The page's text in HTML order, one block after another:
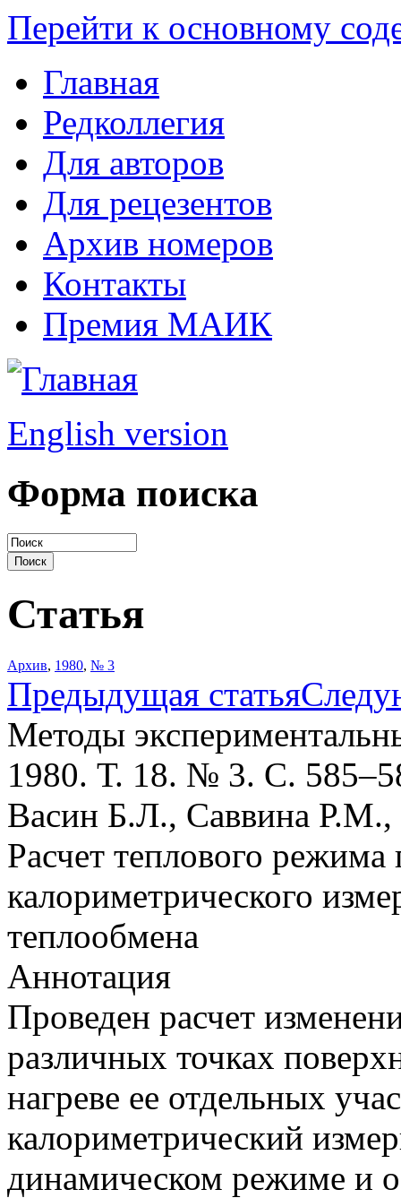
Перейти к основному
Главная
Редколлегия
Для авторов
Для рецезентов
Архив номеров
Контакты
Премия МАИК
English version
Форма поиска
Статья
Архив, 1980, № 3
Предыдущая статья
Методы
1980. Т. 18. № 3. С.
Васин Б.Л., Саввина
Расчет теплового режима
калориметрического
теплообмена
Аннотация
Проведен расчет
различных точках
нагреве ее отдельных
калориметрический
динамическом режиме и